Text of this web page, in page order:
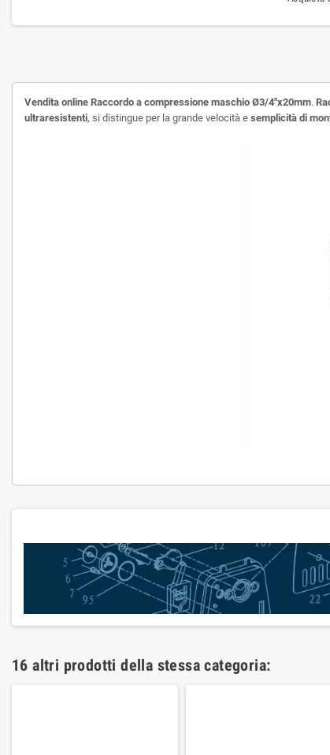
Vendita online Raccordo a compressione maschio Ø3/4"x20mm.
ultraresistenti, si distingue per la grande velocità e semplicità di
16 altri prodotti della stessa categoria: